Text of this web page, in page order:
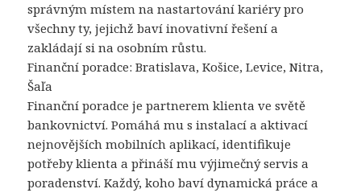
správným místem na nastartování kariéry pro
všechny ty, jejichž baví inovativní řešení a
zakládají si na osobním růstu.
Finanční poradce: Bratislava, Košice, Levice, Nitra,
Šaľa
Finanční poradce je partnerem klienta ve světě
bankovnictví. Pomáhá mu s instalací a aktivací
nejnovějších mobilních aplikací, identifikuje
potřeby klienta a přináší mu výjimečný servis a
poradenství. Každý, koho baví dynamická práce a